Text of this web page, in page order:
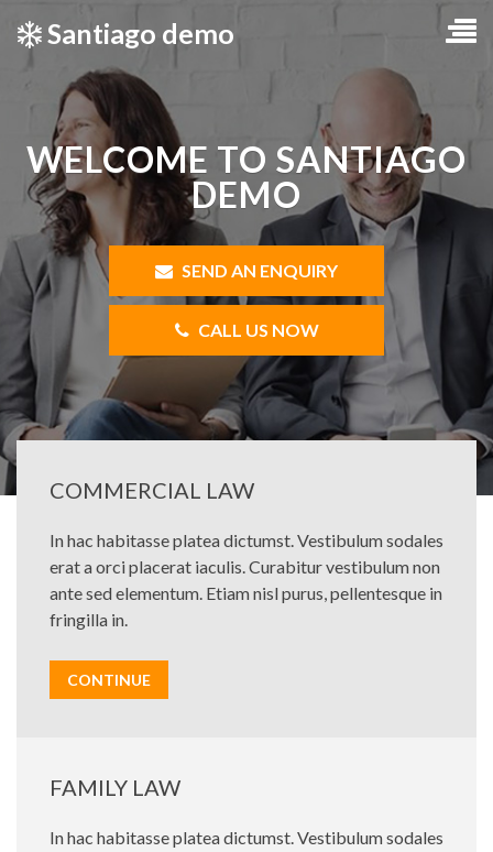
Santiago demo
WELCOME TO SANTIAGO
DEMO
SEND AN ENQUIRY
CALL US NOW
COMMERCIAL LAW
In hac habitasse platea dictumst. Vestibulum sodales
erat a orci placerat iaculis. Curabitur vestibulum non
ante sed elementum. Etiam nisl purus, pellentesque in
fringilla in.
CONTINUE
FAMILY LAW
In hac habitasse platea dictumst. Vestibulum sodales